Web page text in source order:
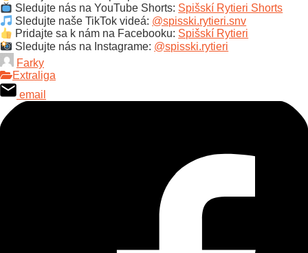
Sledujte nás na YouTube Shorts: Spišskí Rytieri Shorts
Sledujte naše TikTok videá: @spisski.rytieri.snv
Pridajte sa k nám na Facebooku: Spišskí Rytieri
Sledujte nás na Instagrame: @spisski.rytieri
Farky
Extraliga
email